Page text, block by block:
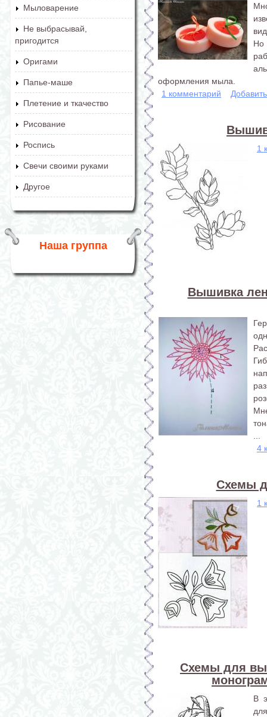
Мыловарение
Не выбрасывай,
пригодится
Оригами
Папье-маше
Плетение и ткачество
Рисование
Роспись
Свечи своими руками
Другое
Наша группа
Но
оформления мыла.
1 комментарий
1
Вышивка
4
Схемы
1
Схемы для
В